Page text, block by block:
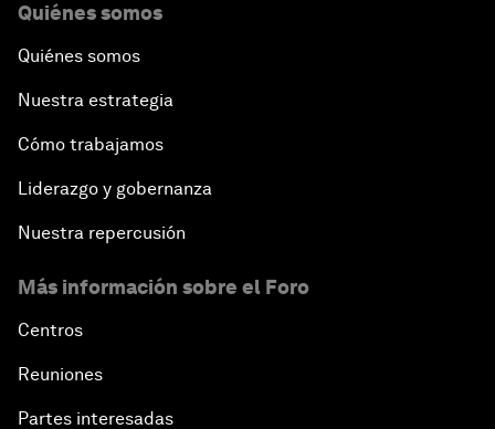
Quiénes somos
Quiénes somos
Nuestra estrategia
Cómo trabajamos
Liderazgo y gobernanza
Nuestra repercusión
Más información sobre el Foro
Centros
Reuniones
Partes interesadas